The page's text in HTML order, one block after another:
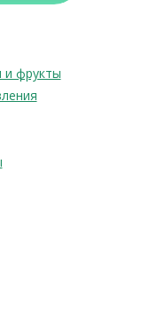
и фрукты